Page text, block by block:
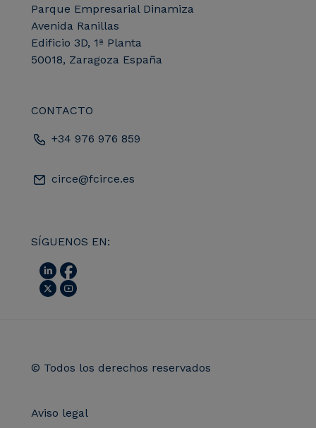
Parque Empresarial Dinamiza
Avenida Ranillas
Edificio 3D, 1ª Planta
50018, Zaragoza España
CONTACTO
+34 976 976 859
circe@fcirce.es
SÍGUENOS EN:
© Todos los derechos reservados
Aviso legal